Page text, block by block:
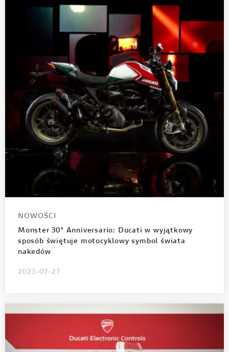
NOWOŚCI
Monster 30° Anniversario: Ducati w wyjątkowy
sposób świętuje motocyklowy symbol świata
nakedów
2023-07-27